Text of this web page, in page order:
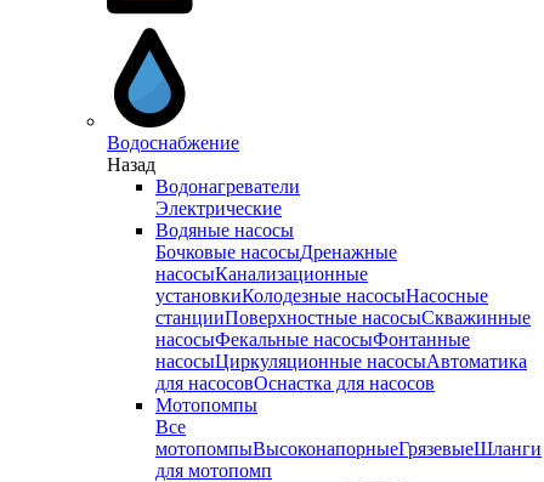
Водоснабжение
Назад
Водонагреватели
Электрические
Водяные насосы
Бочковые насосыДренажные
насосыКанализационные
установкиКолодезные насосыНасосные
станцииПоверхностные насосыСкважинные
насосыФекальные насосыФонтанные
насосыЦиркуляционные насосыАвтоматика
для насосовОснастка для насосов
Мотопомпы
Все
мотопомпыВысоконапорныеГрязевыеШланги
для мотопомп